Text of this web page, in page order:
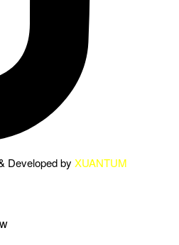
Developed by XUANTUM